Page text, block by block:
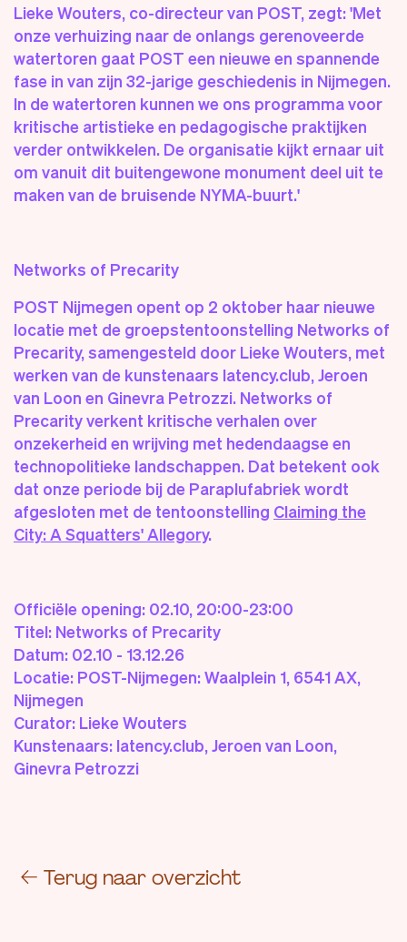
Lieke Wouters, co-directeur van POST, zegt: 'Met
onze verhuizing naar de onlangs gerenoveerde
watertoren gaat POST een nieuwe en spannende
fase in van zijn 32-jarige geschiedenis in Nijmegen.
In de watertoren kunnen we ons programma voor
kritische artistieke en pedagogische praktijken
verder ontwikkelen. De organisatie kijkt ernaar uit
om vanuit dit buitengewone monument deel uit te
maken van de bruisende NYMA-buurt.'
Networks of Precarity
POST Nijmegen opent op 2 oktober haar nieuwe
locatie met de groepstentoonstelling Networks of
Precarity, samengesteld door Lieke Wouters, met
werken van de kunstenaars latency.club, Jeroen
van Loon en Ginevra Petrozzi. Networks of
Precarity verkent kritische verhalen over
onzekerheid en wrijving met hedendaagse en
technopolitieke landschappen. Dat betekent ook
dat onze periode bij de Paraplufabriek wordt
afgesloten met de tentoonstelling Claiming the
City: A Squatters' Allegory.
Officiële opening: 02.10, 20:00-23:00
Titel: Networks of Precarity
Datum: 02.10 - 13.12.26
Locatie: POST-Nijmegen: Waalplein 1, 6541 AX,
Nijmegen
Curator: Lieke Wouters
Kunstenaars: latency.club, Jeroen van Loon,
Ginevra Petrozzi
← Terug naar overzicht